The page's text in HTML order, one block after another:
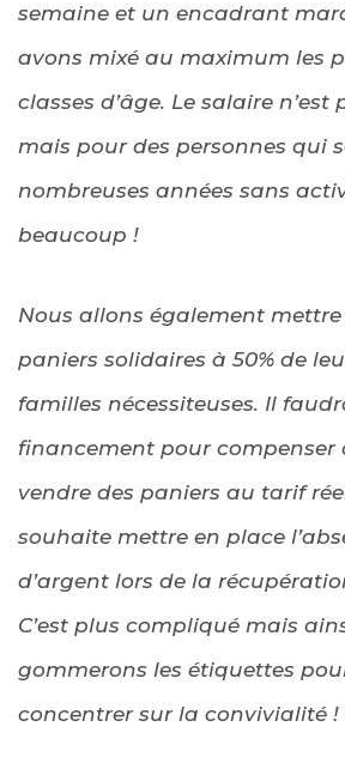
semaine et un encadrant
avons mixé au maximum les
classes d’âge. Le salaire n’est
mais pour des personnes qui
nombreuses années sans
beaucoup !
Nous allons également mettre
paniers solidaires à 50% de
familles nécessiteuses. Il
financement pour
vendre des paniers au tarif
souhaite mettre en place
d’argent lors de la
C’est plus compliqué mais
gommerons les étiquettes
concentrer sur la convivialité !